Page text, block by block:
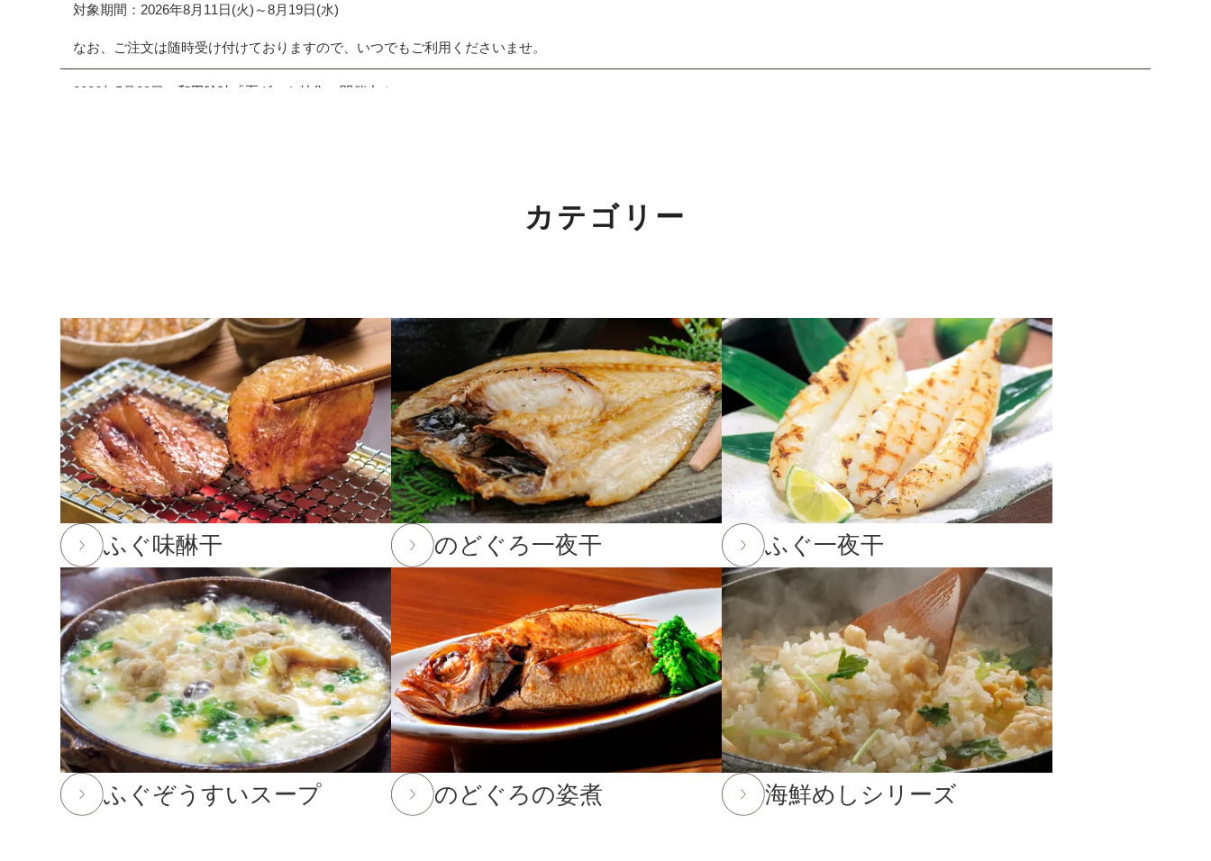
夏ギフト特集
長寿・還暦祝い
ご法要・香典返し
価格別に探す
〜1,000円
1,001〜3,000円
3,001〜5,000円
5,001〜8,000円
8,001円〜
対象期間：2026年8月11日(火)～8月19日(水)
なお、ご注文は随時受け付けておりますので、いつでもご利用くださいませ。
2026年5月29日 和田珍味「夏ギフト特集」開催中！
2026年1月19日本店カフェの休止について
2026年1月10日 本店カフェにて「チョコレートフェア」開催中！3/1(日)まで。詳しくはこちら
2026年1月8日 NHK「あさイチ」にて福乃和をご紹介いただきました！詳しくはこちら
2025年12月24日実店舗の年末年始の営業時間について
年内発送受付は12月23日(火)11:59までとなります。12月23日(火)12:00以降のご注文は2026年1月10日(土)からのお届けとなります。予めご了承下さい。
※もち・そば・かまぼこ商品の年内発送受付は12月12日(金)までとなります。(予定よりも早く締め切る場合がございます。)
※前入金のお客様につきまして、年内発送の受付は12月12日(金)までとなります。12月13日(土)以降のご注文はお支払い方法変更、またはご注文キャンセルのご案内
を行う場合がございます。ご了承下さい。
2025年10月24日「冬ギフト特集」開催中！11月末までのご注文・ご予約は送料半額！
2025年8月29日大感謝祭「秋のうまいもん」開催中！2025年10月16日(木)まで
2025年7月29日 【お盆期間の発送に関するご案内】
お盆休みに伴い、下記の期間中はお荷物のご到着日としてお選びいただけません。
あらかじめご了承ください。
カテゴリー
ふぐ味醂干 のどぐろ一夜干 ふぐ一夜干
ふぐぞうすいスープ のどぐろの姿煮 海鮮めしシリーズ